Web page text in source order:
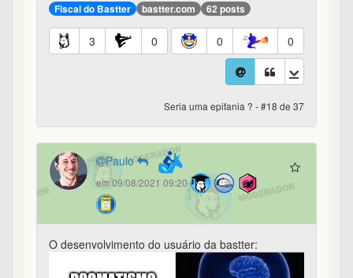
Fiscal do Bastter bastter.com 62 posts
3 0 0 0
Seria uma epifania ? - #18 de 37
Paulo
em 09/08/2021 09:20
O desenvolvimento do usuário da bastter: